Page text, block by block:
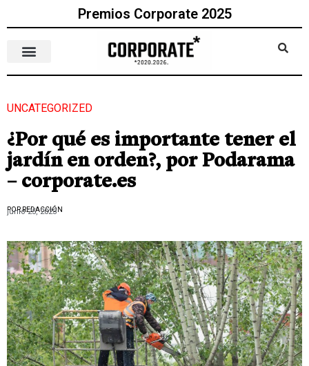
Premios Corporate 2025
UNCATEGORIZED
¿Por qué es importante tener el
jardín en orden?, por Podarama
– corporate.es
POR REDACCIÓN
junio 25, 2023